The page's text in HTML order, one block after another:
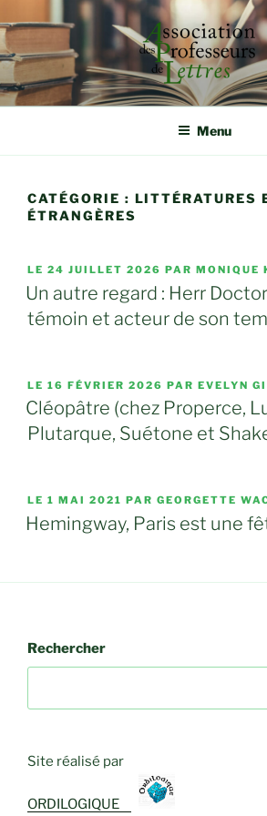
au
contenu
principal
PROFESSEURS
Rassembler, étudier et défendre
Menu
CATÉGORIE : LITTÉRATURES
ÉTRANGÈRES
LE PUBLIÉ
24 JUILLET 2026 PAR MONIQUE
Un autre regard : Herr
témoin et acteur de son
LE PUBLIÉ
LE
16 FÉVRIER 2026 PAR EVELYN
Cléopâtre (chez Properce,
Plutarque, Suétone et
LE PUBLIÉ
1 MAI 2021 PAR GEORGETTE
Hemingway, Paris est une
Rechercher
Site réalisé par
ORDILOGIQUE